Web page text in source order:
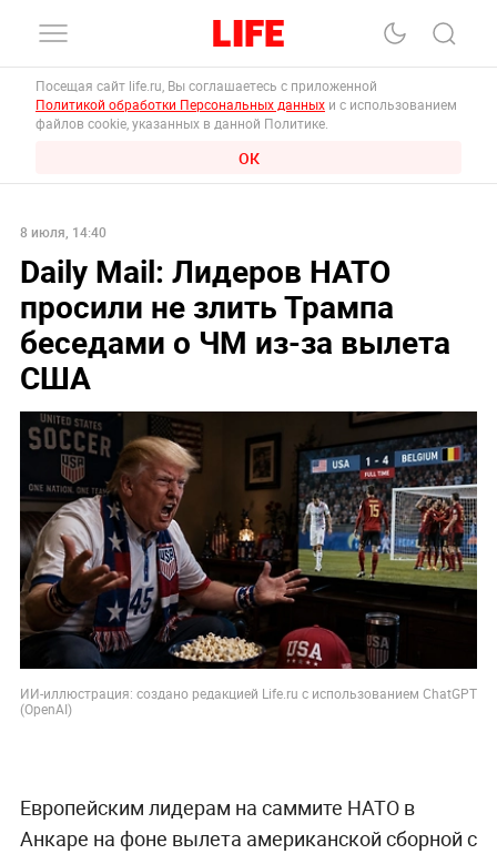
Посещая сайт life.ru, Вы соглашаетесь с приложенной
Политикой обработки Персональных данных и с использованием
файлов cookie, указанных в данной Политике.
ОК
8 июля, 14:40
Daily Mail: Лидеров НАТО
просили не злить Трампа
беседами о ЧМ из-за вылета
США
ИИ-иллюстрация: создано редакцией Life.ru с использованием ChatGPT
(OpenAI)
Европейским лидерам на саммите НАТО в
Анкаре на фоне вылета американской сборной с